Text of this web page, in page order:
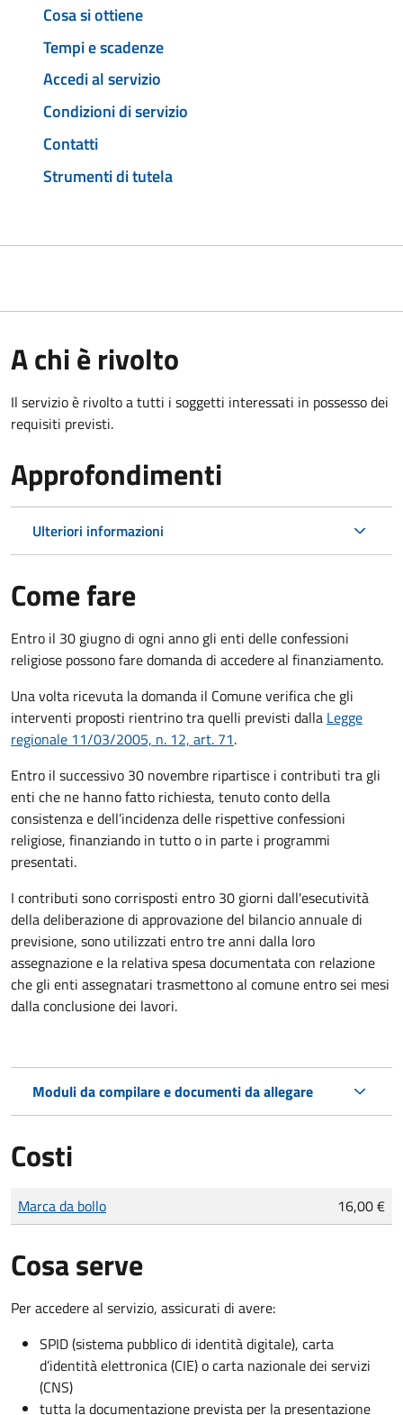
Cosa si ottiene
Tempi e scadenze
Accedi al servizio
Condizioni di servizio
Contatti
Strumenti di tutela
A chi è rivolto
Il servizio è rivolto a tutti i soggetti interessati in possesso dei
requisiti previsti.
Approfondimenti
Ulteriori informazioni
Come fare
Entro il 30 giugno di ogni anno gli enti delle confessioni
religiose possono fare domanda di accedere al finanziamento.
Una volta ricevuta la domanda il Comuneverifica che gli
interventi proposti rientrino tra quelli previsti dalla Legge
regionale 11/03/2005, n. 12, art. 71.
Entro il successivo 30 novembre ripartisce i contributi tra gli
enti che ne hanno fatto richiesta, tenuto conto della
consistenza e dell’incidenza delle rispettive confessioni
religiose, finanziando in tutto o in parte i programmi
presentati.
I contributi sono corrisposti entro 30 giorni dall'esecutività
della deliberazione di approvazione del bilancio annuale di
previsione, sono utilizzati entro tre anni dalla loro
assegnazione e la relativa spesa documentata con relazione
che gli enti assegnatari trasmettono al comune entro sei mesi
dalla conclusione dei lavori.
Moduli da compilare e documenti da allegare
Costi
Tipo di pagamento
Importo
Marca da bollo 16,00 €
Cosa serve
Per accedere al servizio, assicurati di avere:
SPID (sistema pubblico di identità digitale), carta
d’identità elettronica (CIE) o carta nazionale dei servizi
(CNS)
tutta la documentazione prevista per la presentazione